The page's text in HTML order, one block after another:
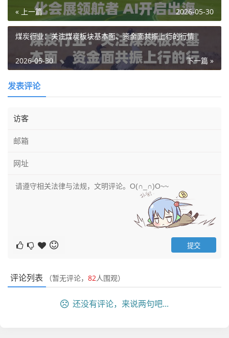
« 上一篇 2026-05-30
煤炭行业：关注煤炭板块基本面、资金面共振上行的行情
下一篇 »
2026-05-30
发表评论
评论列表 （暂无评论， 82人围观）
还没有评论，来说两句吧...